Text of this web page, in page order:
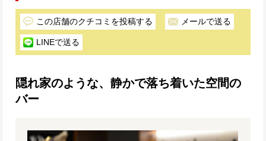
この店舗のクチコミを投稿する メールで送る
LINEで送る
隠れ家のような、静かで落ち着いた空間の
バー